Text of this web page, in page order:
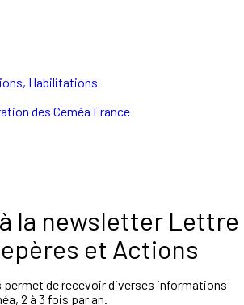
Habilitations
des Ceméa France
la newsletter Lettre
et Actions
de recevoir diverses informations
2 à 3 fois par an.